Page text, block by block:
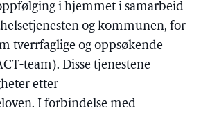
i hjemmet i samarbeid
og kommunen, for
tverrfaglige og oppsøkende
team). Disse tjenestene
etter
I forbindelse med